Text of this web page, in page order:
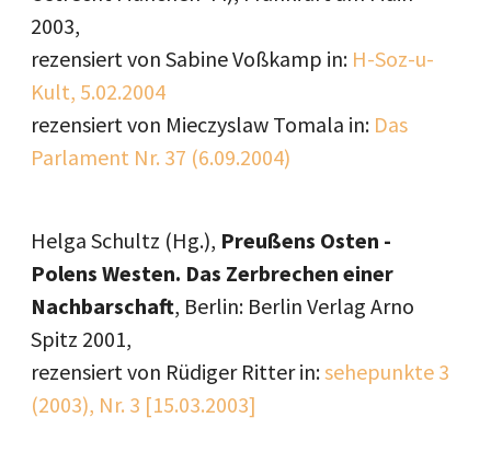
2003,
rezensiert von Sabine Voßkamp in: H-Soz-u-
Kult, 5.02.2004
rezensiert von Mieczyslaw Tomala in: Das
Parlament Nr. 37 (6.09.2004)
Helga Schultz (Hg.), Preußens Osten -
Polens Westen. Das Zerbrechen einer
Nachbarschaft, Berlin: Berlin Verlag Arno
Spitz 2001,
rezensiert von Rüdiger Ritter in:sehepunkte 3
(2003), Nr. 3 [15.03.2003]